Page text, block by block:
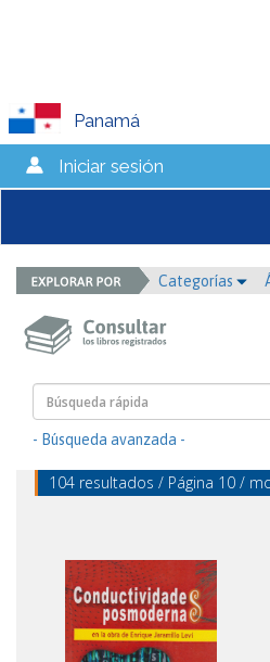
Panamá
Iniciar sesión
Categorías
- Búsqueda avanzada -
104 resultados / Página 10 /